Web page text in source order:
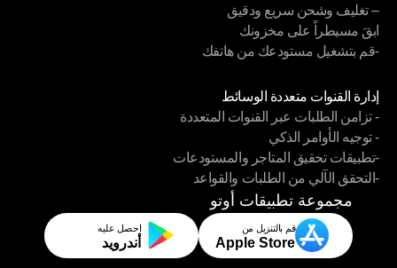
-اختيار أذكى، جهد أقل
– تغليف وشحن سريع ودقيق
– تغليف وشحن سريع ودقيق
ابقَ مسيطراً على مخزونك
ابقَ مسيطراً على مخزونك
-قم بتشغيل مستودعك من هاتفك
إدارة القنوات متعددة الوسائط
إدارة القنوات متعددة الوسائط
- تزامن الطلبات عبر القنوات المتعددة
- تزامن الطلبات عبر القنوات المتعددة
- توجيه الأوامر الذكي
- توجيه الأوامر الذكي
-تطبيقات تحقيق المتاجر والمستودعات
-تطبيقات تحقيق المتاجر والمستودعات
-التحقق الآلي من الطلبات والقواعد
-التحقق الآلي من الطلبات والقواعد
مجموعة تطبيقات أوتو
قم بالتنزيل من
Apple Store
احصل عليه
أندرويد